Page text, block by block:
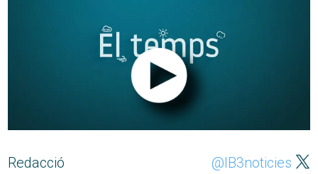
Redacció @IB3noticies